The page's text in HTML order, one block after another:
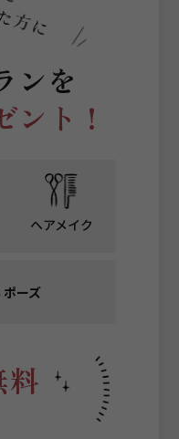
ンを
ント！
ヘアメイク
ーズ
料